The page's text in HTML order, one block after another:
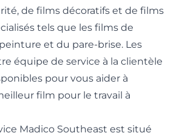
de films décoratifs et de films
tels que les films de
et du pare-brise. Les
équipe de service à la clientèle
pour vous aider à
film pour le travail à
Madico Southeast est situé